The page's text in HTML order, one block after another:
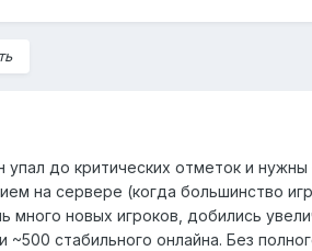
упал до критических отметок и
на сервере (когда большинство
новых игроков, добились
стабильного онлайна. Без